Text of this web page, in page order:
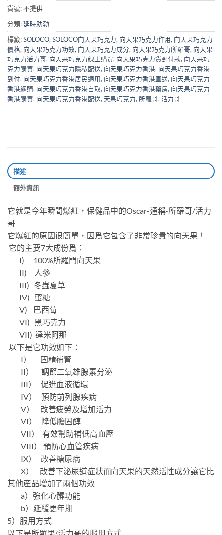
貨號:不提供
分類:延時助勃
標籤:SOLOCO, SOLOCO向天果巧克力, 向天果巧克力作用, 向天果巧克力
價格, 向天果巧克力功效, 向天果巧克力成分, 向天果巧克力所羅哥, 向天果
巧克力活力哥, 向天果巧克力線上購買, 向天果巧克力貨到付款, 向天果巧
克力購買, 向天果巧克力隱私配送, 向天果巧克力香港, 向天果巧克力香港
到付, 向天果巧克力香港居民適用, 向天果巧克力香港直送, 向天果巧克力
香港網購, 向天果巧克力香港自取, 向天果巧克力香港藥房, 向天果巧克力
香港購買, 向天果巧克力香港配送, 天果巧克力, 所羅哥, 活力哥
描述
額外資訊
它就是今年瞬間爆紅，保健品中的Oscar-通稱-所羅哥/活力
哥
它爆紅的原因很簡單，因爲它包含了非常珍貴的向天果！
它的主要7大成份爲：
I) 100%所羅門向天果
II) 人參
III) 冬蟲夏草
IV) 蜜糖
V) 巴西莓
VI) 黑巧克力
VII) 達米阿那
以下是它功效如下：
I） 固精補腎
II） 調節二氧雄腺素分泌
III） 促進血液循環
IV） 預防前列腺疾病
V） 改善疲勞及增加活力
VI） 降低膽固醇
VII） 有效幫助補低高血壓
VIII） 預防心血管疾病
IX） 改善糖尿病
X） 改善下泌尿道症狀而向天果的天然活性成分讓它比
其他産品增加了兩個功效
a）強化心髒功能
b）延緩更年期
5）服用方式
以下是所羅果/活力哥的服用方式